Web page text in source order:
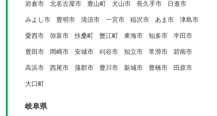
岩倉市 北名古屋市 豊山町 犬山市 長久手市 日進市
みよし市 豊明市 清須市 一宮市 稲沢市 あま市 津島市
愛西市 弥富市 扶桑町 蟹江町 東海市 知多市 半田市
豊田市 岡崎市 安城市 刈谷市 知立市 常滑市 碧南市
高浜市 西尾市 蒲郡市 豊川市 新城市 豊橋市 田原市
大口町
岐阜県